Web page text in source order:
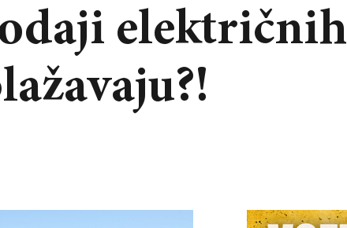
električnih